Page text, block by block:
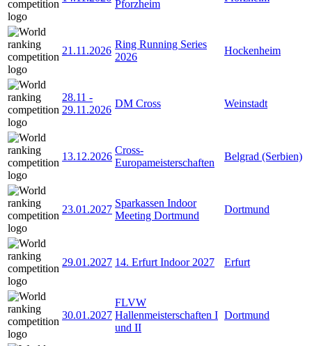
Pforzheim
21.11.2026
Ring Running Series
2026
Hockenheim
28.11 -
29.11.2026
DM Cross Weinstadt
13.12.2026
Cross-
Europameisterschaften
Belgrad (Serbien)
23.01.2027
Sparkassen Indoor
Meeting Dortmund
Dortmund
29.01.2027 14. Erfurt Indoor 2027 Erfurt
30.01.2027
FLVW
Hallenmeisterschaften I
und II
Dortmund